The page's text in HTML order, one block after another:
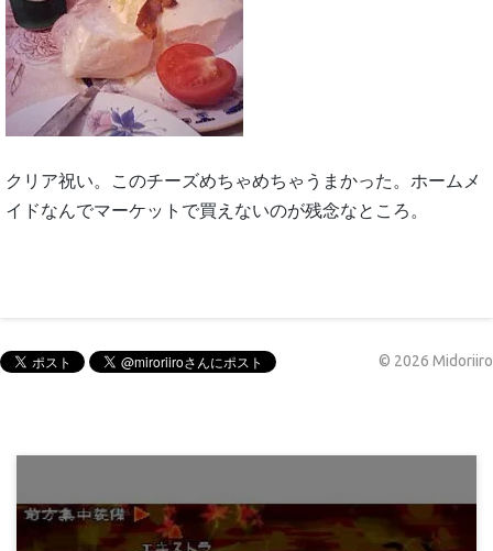
クリア祝い。このチーズめちゃめちゃうまかった。ホームメ
イドなんでマーケットで買えないのが残念なところ。
© 2026 Midoriiro